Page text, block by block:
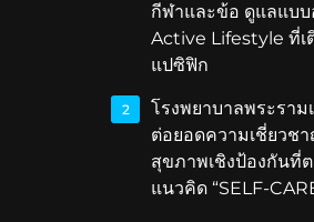
กีฬาและข้อ ดูแลแบ
Active Lifestyle ที่เ
แปซิฟิก
2
โรงพยาบาลพระราม
ต่อยอดความเชี่ยวช
สุขภาพเชิงป้องกันที่
แนวคิด “SELF-